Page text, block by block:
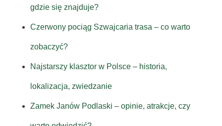
gdzie się znajduje?
Czerwony pociąg Szwajcaria trasa – co warto
zobaczyć?
Najstarszy klasztor w Polsce – historia,
lokalizacja, zwiedzanie
Zamek Janów Podlaski – opinie, atrakcje, czy